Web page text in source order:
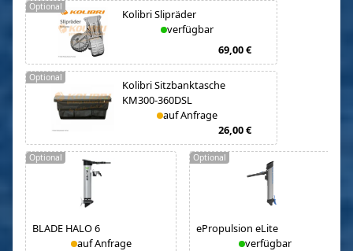
Kolibri Slipräder
verfügbar
69,00 €
Optional
Kolibri Sitzbanktasche
KM300-360DSL
auf Anfrage
26,00 €
Optional
BLADE HALO 6
auf Anfrage
Optional
ePropulsion eLite
verfügbar
Optional